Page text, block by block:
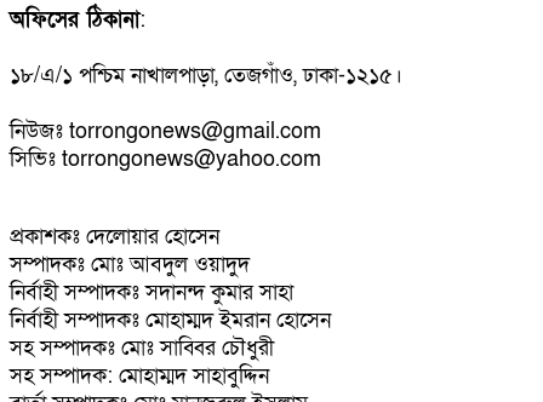
অফিসের ঠিকানা:
১৮/এ/১ পশ্চিম নাখালপাড়া, তেজগাঁও, ঢাকা-১২১৫।
নিউজঃ torrongonews@gmail.com
সিভিঃ torrongonews@yahoo.com
প্রকাশকঃ দেলোয়ার হোসেন
সম্পাদকঃ মোঃ আবদুল ওয়াদুদ
নির্বাহী সম্পাদকঃ সদানন্দ কুমার সাহা
নির্বাহী সম্পাদকঃ মোহাম্মদ ইমরান হোসেন
সহ সম্পাদকঃ মোঃ সাব্বির চৌধুরী
সহ সম্পাদক: মোহাম্মদ সাহাবুদ্দিন